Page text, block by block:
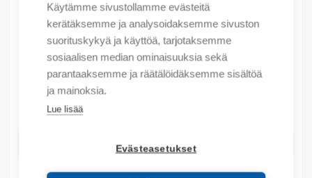
Käytämme sivustollamme evästeitä
kerätäksemme ja analysoidaksemme sivuston
suorituskykyä ja käyttöä, tarjotaksemme
sosiaalisen median ominaisuuksia sekä
parantaaksemme ja räätälöidäksemme sisältöä
ja mainoksia.
Lue lisää
Evästeasetukset
0,03€/ myyntierä
Myyntierä sis. 800 kpl
Määrä
Määrä
LISÄÄ OSTOSKORIIN